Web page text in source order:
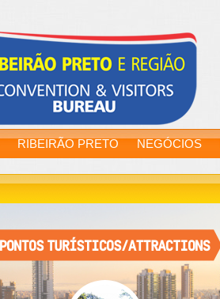
RIBEIRÃO PRETO NEGÓCIOS